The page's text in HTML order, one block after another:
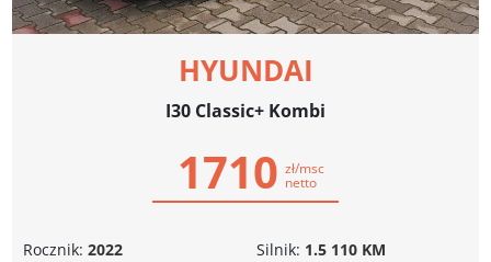
HYUNDAI
I30 Classic+ Kombi
1710 zł/msc
netto
Rocznik: 2022
Silnik: 1.5 110 KM